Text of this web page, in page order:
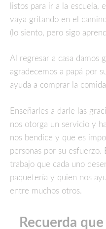
listos para ir a la escuela,
vaya gritando en el
(lo siento, pero sigo
Al regresar a casa damos
agradecemos a papá por
ayuda a comprar la
Enseñarles a darle las
nos otorga un servicio y
nos bendice y que es
personas por su esfuerzo.
trabajo que cada uno
paquetería y quien nos
entre muchos otros.
Recuerda